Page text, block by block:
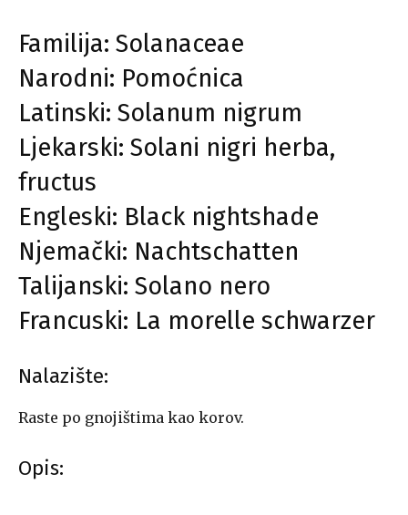
Familija: Solanaceae
Narodni: Pomoćnica
Latinski: Solanum nigrum
Ljekarski: Solani nigri herba,
fructus
Engleski: Black nightshade
Njemački: Nachtschatten
Talijanski: Solano nero
Francuski: La morelle schwarzer
Nalazište:
Raste po gnojištima kao korov.
Opis: